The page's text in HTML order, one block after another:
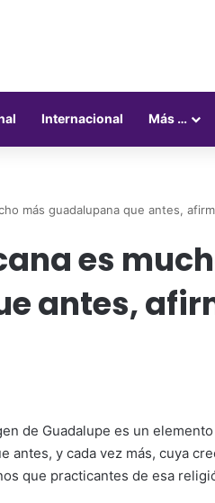
Internacional Más …
más guadalupana que antes,
es
antes,
de Guadalupe es un
antes, y cada vez más, cuya
que practicantes de esa